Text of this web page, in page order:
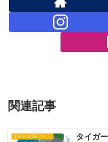
関連記事
父ちゃんの話（タイガース）
タイガ